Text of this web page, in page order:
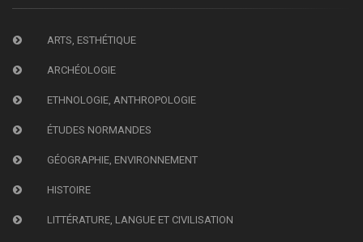
ARTS, ESTHÉTIQUE
ARCHÉOLOGIE
ETHNOLOGIE, ANTHROPOLOGIE
ÉTUDES NORMANDES
GÉOGRAPHIE, ENVIRONNEMENT
HISTOIRE
LITTÉRATURE, LANGUE ET CIVILISATION